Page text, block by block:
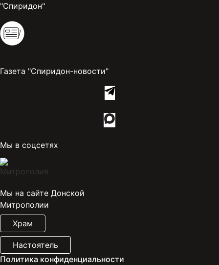
"Спиридон"
Газета "Спиридон-новости"
Мы в соцсетях
Мы на сайте Донской
Митрополии
Храм
Настоятель
Политика конфиденциальности